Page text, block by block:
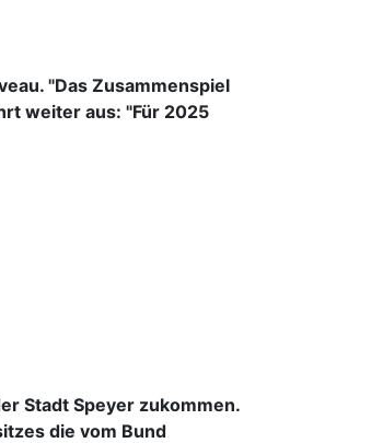
"Das Zusammenspiel
weiter aus: "Für 2025
Stadt Speyer zukommen.
die vom Bund